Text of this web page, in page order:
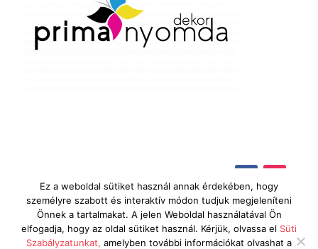
Ez a weboldal sütiket használ annak érdekében, hogy
személyre szabott és interaktív módon tudjuk megjeleníteni
Önnek a tartalmakat. A jelen Weboldal használatával Ön
elfogadja, hogy az oldal sütiket használ. Kérjük, olvassa el Süti
Szabályzatunkat, amelyben további információkat olvashat a